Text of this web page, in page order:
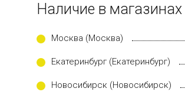
Наличие в магазинах
Москва (Москва)
Екатеринбург (Екатеринбург)
Новосибирск (Новосибирск)